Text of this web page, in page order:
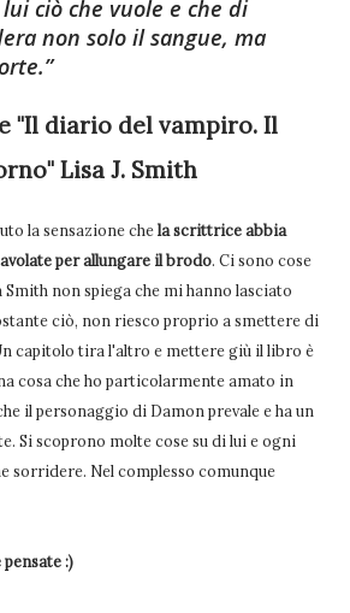
ciò che vuole e che di
non solo il sangue, ma
"Il diario del vampiro. Il
Lisa J. Smith
la sensazione chela scrittrice abbia
per allungare il brodo. Ci sono cose
Smith non spiega che mi hanno lasciato
ciò, non riesco proprio a smettere di
capitolo tira l'altro e mettere giù il libro è
cosa che ho particolarmente amato in
il personaggio di Damon prevale e ha un
Si scoprono molte cose su di lui e ogni
sorridere. Nel complesso comunque
:)